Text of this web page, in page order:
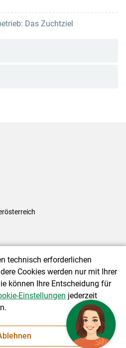
Das Zuchtziel
|Datenschutzerklärung |
technisch erforderlichen
Cookies werden nur mit Ihrer
können Ihre Entscheidung für
Einstellungen jederzeit